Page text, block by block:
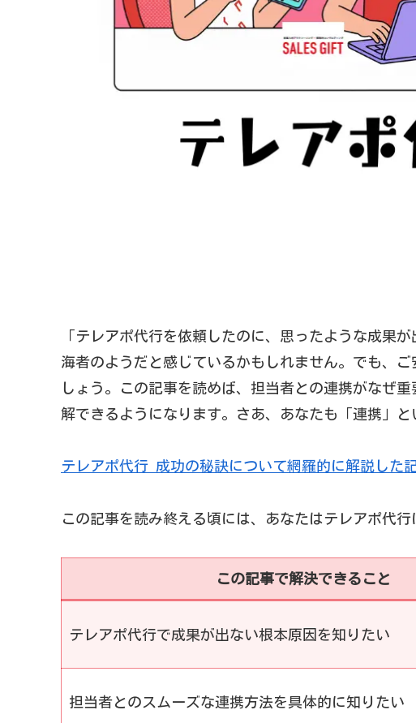
「テレアポ代行を依頼したのに、思ったような成果
海者のようだと感じているかもしれません。でも、
しょう。この記事を読めば、担当者との連携がなぜ
解できるようになります。さあ、あなたも「連携」
テレアポ代行 成功の秘訣について網羅的に解説した
この記事を読み終える頃には、あなたはテレアポ代
この記事で解決できること
テレアポ代行で成果が出ない根本原因を知りたい
担当者とのスムーズな連携方法を具体的に知りたい